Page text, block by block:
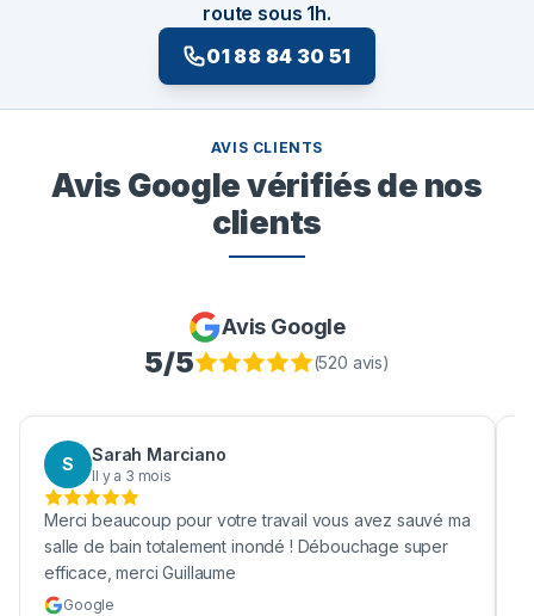
route sous 1h.
01 88 84 30 51
AVIS CLIENTS
Avis Google vérifiés de nos
clients
Avis Google
5/5 (520 avis)
S Sarah Marciano
Il y a 3 mois
Merci beaucoup pour votre travail vous avez sauvé ma
salle de bain totalement inondé ! Débouchage super
efficace, merci Guillaume
Google